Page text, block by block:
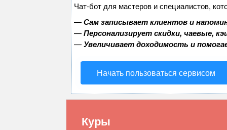
Чат-бот для мастеров и специалистов,
—Сам записывает клиентов и
—Персонализирует скидки, чаевые,
—Увеличивает доходимость и
Начать пользоваться сервисом
Куры